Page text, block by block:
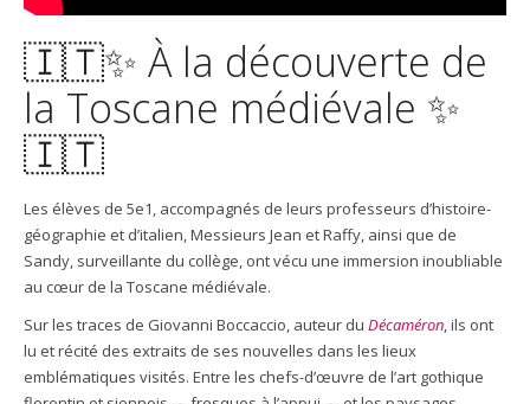
🇮🇹✨ À la découverte de
la Toscane médiévale ✨
🇮🇹
Les élèves de 5e1, accompagnés de leurs professeurs d’histoire-
géographie et d’italien, Messieurs Jean et Raffy, ainsi que de
Sandy, surveillante du collège, ont vécu une immersion inoubliable
au cœur de la Toscane médiévale.
Sur les traces de Giovanni Boccaccio, auteur du Décaméron , ils ont
lu et récité des extraits de ses nouvelles dans les lieux
emblématiques visités. Entre les chefs-d’œuvre de l’art gothique